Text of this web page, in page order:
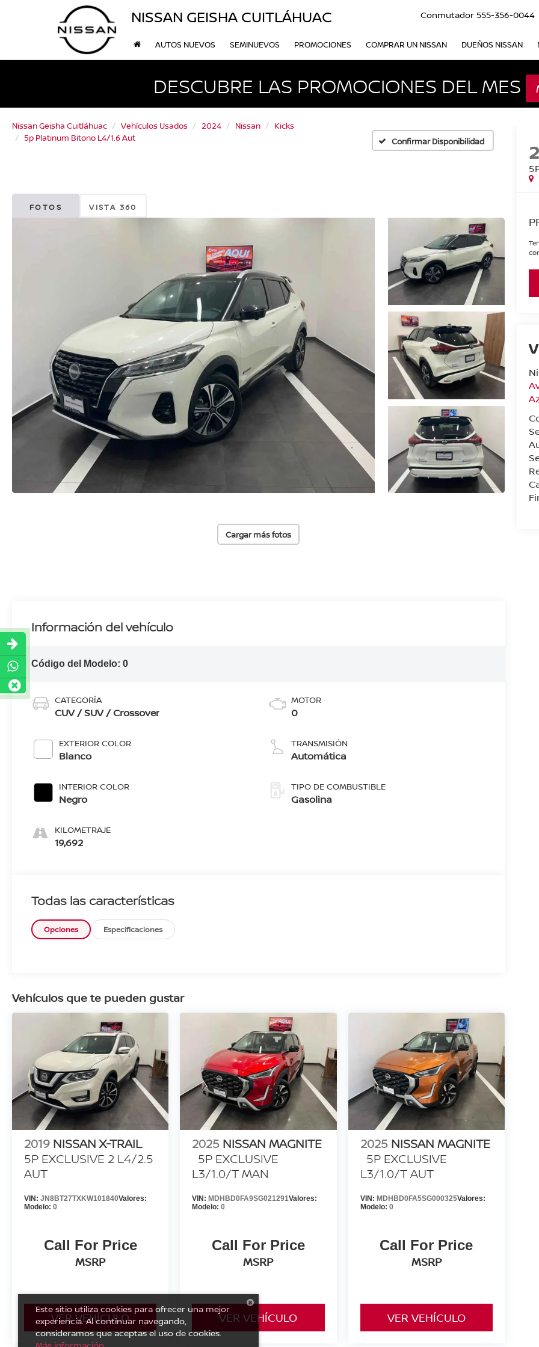
NISSAN GEISHA CUITLÁHUAC Conmutador 555-356-0044
AUTOS NUEVOS SEMINUEVOS PROMOCIONES COMPRAR UN NISSAN DUEÑOS NISSAN
DESCUBRE LAS PROMOCIONES DEL MES
Nissan Geisha Cuitláhuac Vehículos Usados 2024 Nissan
Kicks
5p Platinum Bitono L4/1.6 Aut
Confirmar Disponibilidad
FOTOS VISTA 360
Cargar más fotos
Información del vehículo
Código del Modelo:0
CATEGORÍA
CUV / SUV / Crossover
EXTERIOR COLOR
Blanco
INTERIOR COLOR
Negro
KILOMETRAJE
19,692
MOTOR
0
TRANSMISIÓN
Automática
TIPO DE COMBUSTIBLE
Gasolina
Todas las características
Opciones Especificaciones
Vehículos que te pueden gustar
2019 NISSAN X-TRAIL
5P EXCLUSIVE 2 L4/2.5
AUT
VIN: JN8BT27TXKW101840Valores:
Modelo: 0
Call For Price
MSRP
VER VEHÍCULO
2025 NISSAN MAGNITE
5P EXCLUSIVE
L3/1.0/T MAN
VIN:MDHBD0FA9SG021291Valores:
Modelo:0
Call For Price
MSRP
VER VEHÍCULO
2025 NISSAN MAGNITE
5P EXCLUSIVE
L3/1.0/T AUT
VIN: MDHBD0FA5SG000325Valores:
Modelo: 0
Call For Price
MSRP
VER VEHÍCULO
Este sitio utiliza cookies para ofrecer una mejor
experiencia. Al continuar navegando,
consideramos que aceptas el uso de cookies.